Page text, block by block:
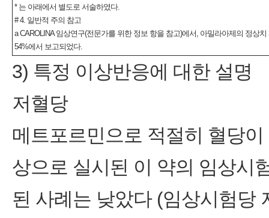
* 는 아래에서 별도로 서술하였다.
# 4. 일반적 주의 참고
a CAROLINA 임상연구(전문가를 위한 정보 항을 참고)에서, 아밀라아제의 정상
54%에서 보고되었다.
3) 특정 이상반응에 대한 설명
저혈당
메트포르민으로 적절히 혈당
상으로 실시된 이 약의 임상시
된 사례는 낮았다 (임상시험당